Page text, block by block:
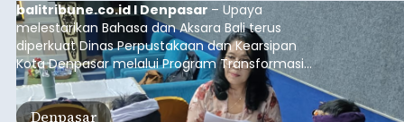
balitribune.co.id I Denpasar – Upaya
melestarikan Bahasa dan Aksara Bali terus
diperkuat Dinas Perpustakaan dan Kearsipan
Kota Denpasar melalui Program Transformasi
Perpustakaan Berbasis Inklusi Sosial (TPBIS).
Tahun ini, sebanyak 63 siswa kelas IV dan V SD
Negeri 17 Dangin Puri mendapat pelatihan
Denpasar